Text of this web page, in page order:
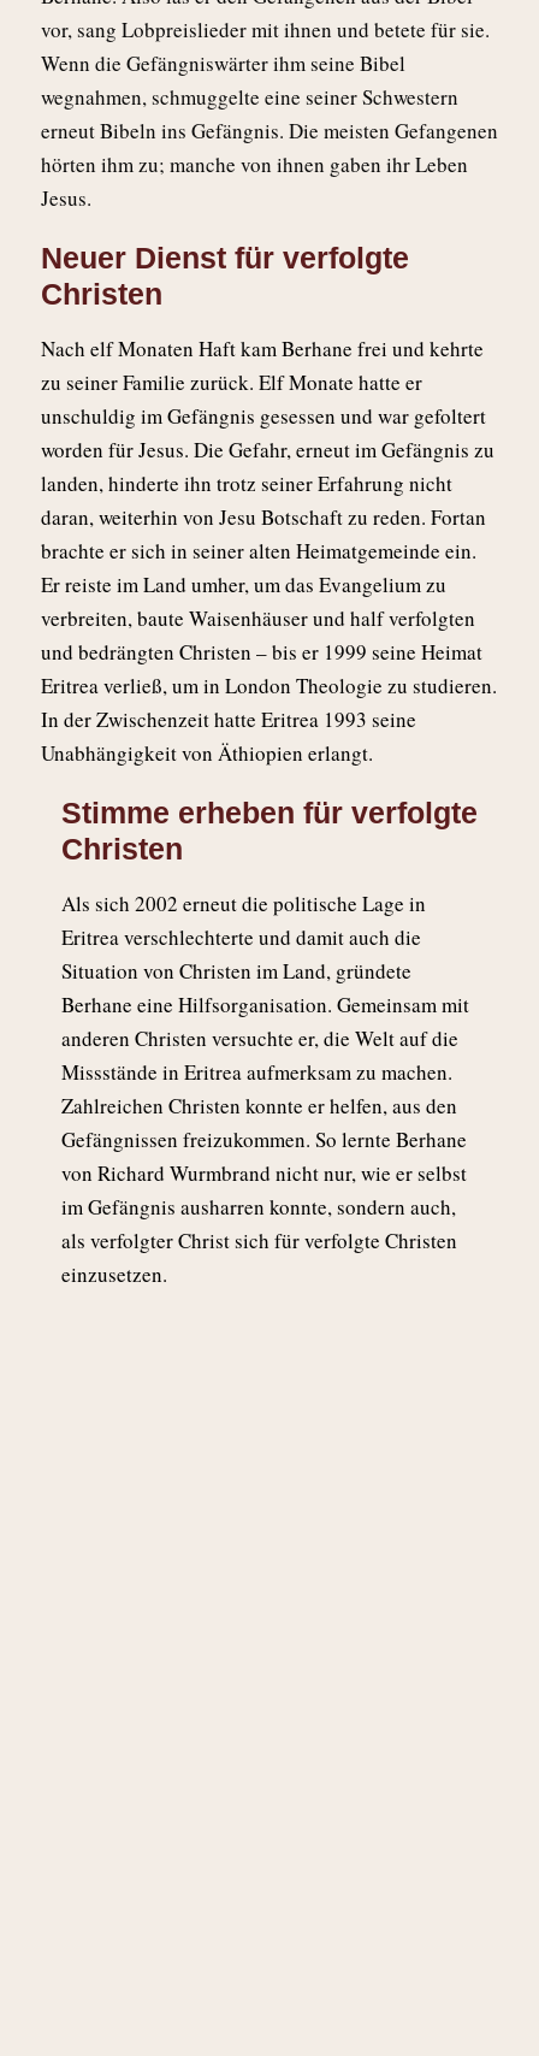
vor, sang Lobpreislieder mit ihnen und betete für sie.
Wenn die Gefängniswärter ihm seine Bibel
wegnahmen, schmuggelte eine seiner Schwestern
erneut Bibeln ins Gefängnis. Die meisten Gefangenen
hörten ihm zu; manche von ihnen gaben ihr Leben
Jesus.
Neuer Dienst für verfolgte
Christen
Nach elf Monaten Haft kam Berhane frei und kehrte
zu seiner Familie zurück. Elf Monate hatte er
unschuldig im Gefängnis gesessen und war gefoltert
worden für Jesus. Die Gefahr, erneut im Gefängnis zu
landen, hinderte ihn trotz seiner Erfahrung nicht
daran, weiterhin von Jesu Botschaft zu reden. Fortan
brachte er sich in seiner alten Heimatgemeinde ein.
Er reiste im Land umher, um das Evangelium zu
verbreiten, baute Waisenhäuser und half verfolgten
und bedrängten Christen – bis er 1999 seine Heimat
Eritrea verließ, um in London Theologie zu studieren.
In der Zwischenzeit hatte Eritrea 1993 seine
Unabhängigkeit von Äthiopien erlangt.
Stimme erheben für verfolgte
Christen
Als sich 2002 erneut die politische Lage in
Eritrea verschlechterte und damit auch die
Situation von Christen im Land, gründete
Berhane eine Hilfsorganisation. Gemeinsam mit
anderen Christen versuchte er, die Welt auf die
Missstände in Eritrea aufmerksam zu machen.
Zahlreichen Christen konnte er helfen, aus den
Gefängnissen freizukommen. So lernte Berhane
von Richard Wurmbrand nicht nur, wie er selbst
im Gefängnis ausharren konnte, sondern auch,
als verfolgter Christ sich für verfolgte Christen
einzusetzen.